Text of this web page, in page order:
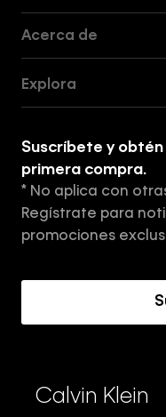
Acerca de
Tiendas
Aviso de privacidad
Términos y
Explora
Suscríbete y obtén
primera compra.
* No aplica con
Regístrate para
promociones
Calvin Klein